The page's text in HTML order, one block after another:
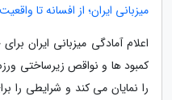
میزبانی ایران؛ از افسانه تا واقعیت
اعلام آمادگی میزبانی ایران
کمبود ها و نواقص زیرساختی
را نمایان می کند و شرایطی را